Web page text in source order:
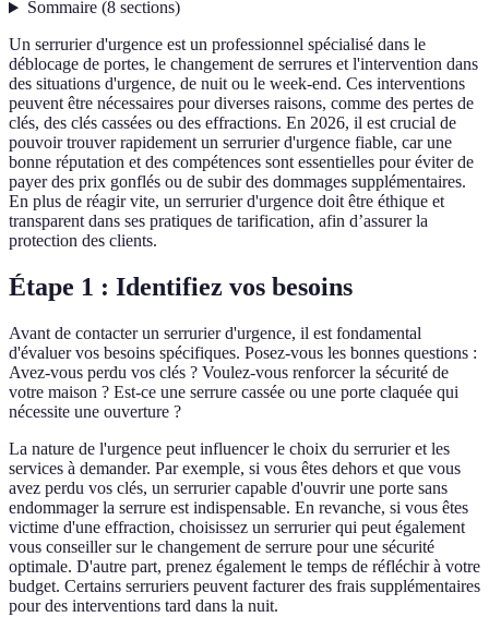
Sommaire(8 sections)
Un serrurier d'urgence est un professionnel spécialisé dans le
déblocage de portes, le changement de serrures et l'intervention dans
des situations d'urgence, de nuit ou le week-end. Ces interventions
peuvent être nécessaires pour diverses raisons, comme des pertes de
clés, des clés cassées ou des effractions. En 2026, il est crucial de
pouvoir trouver rapidement un serrurier d'urgence fiable, car une
bonne réputation et des compétences sont essentielles pour éviter de
payer des prix gonflés ou de subir des dommages supplémentaires.
En plus de réagir vite, un serrurier d'urgence doit être éthique et
transparent dans ses pratiques de tarification, afin d’assurer la
protection des clients.
Étape 1 : Identifiez vos besoins
Avant de contacter un serrurier d'urgence, il est fondamental
d'évaluer vos besoins spécifiques. Posez-vous les bonnes questions :
Avez-vous perdu vos clés ? Voulez-vous renforcer la sécurité de
votre maison ? Est-ce une serrure cassée ou une porte claquée qui
nécessite une ouverture ?
La nature de l'urgence peut influencer le choix du serrurier et les
services à demander. Par exemple, si vous êtes dehors et que vous
avez perdu vos clés, un serrurier capable d'ouvrir une porte sans
endommager la serrure est indispensable. En revanche, si vous êtes
victime d'une effraction, choisissez un serrurier qui peut également
vous conseiller sur le changement de serrure pour une sécurité
optimale. D'autre part, prenez également le temps de réfléchir à votre
budget. Certains serruriers peuvent facturer des frais supplémentaires
pour des interventions tard dans la nuit.